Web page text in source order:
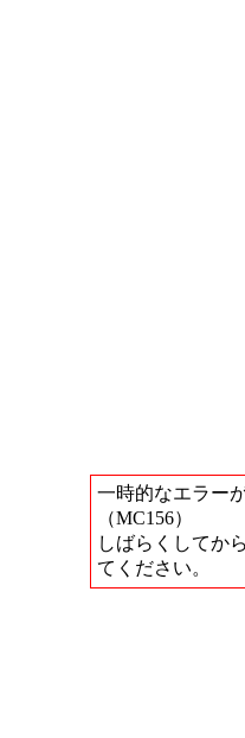
一時的なエラー
（MC156）
しばらくしてか
てください。